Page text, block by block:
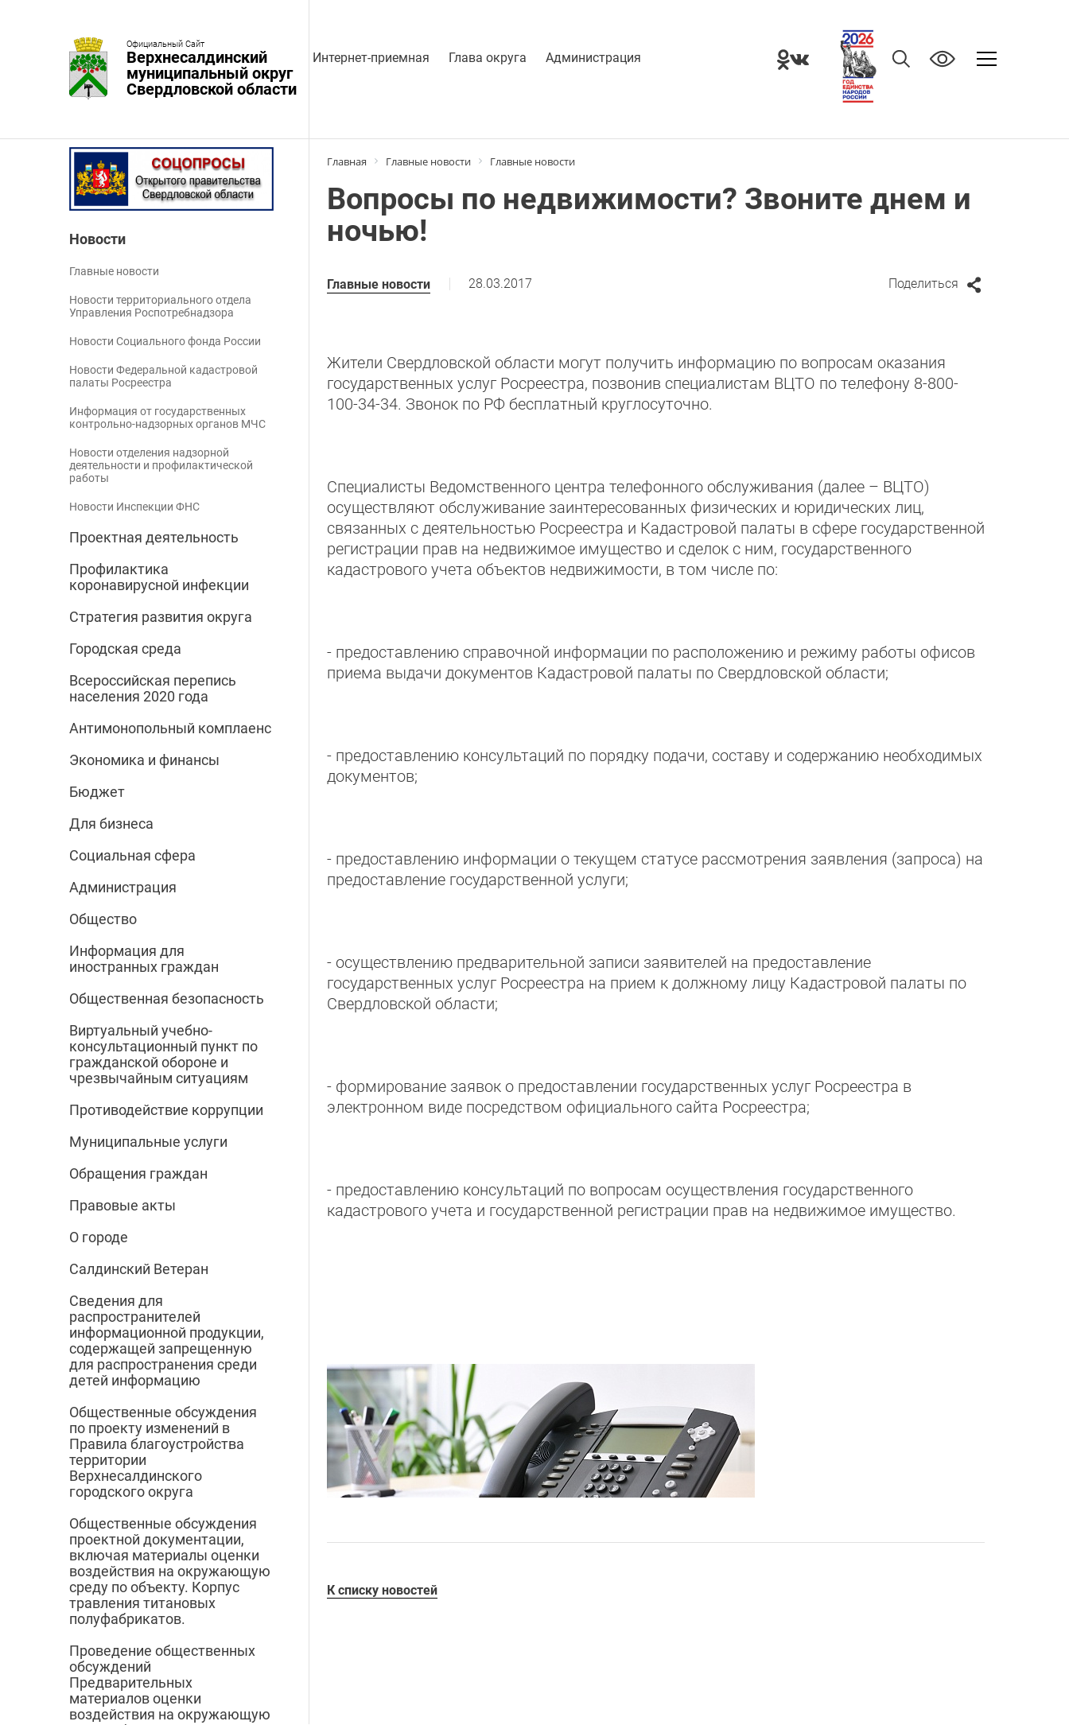
Официальный Сайт
Верхнесалдинский
муниципальный округ
Свердловской области
Интернет-приемная Глава округа Администрация
Новости
Главные новости
Новости территориального отдела
Управления Роспотребнадзора
Новости Социального фонда России
Новости Федеральной кадастровой
палаты Росреестра
Информация от государственных
контрольно-надзорных органов МЧС
Новости отделения надзорной
деятельности и профилактической
работы
Новости Инспекции ФНС
Проектная деятельность
Профилактика
коронавирусной инфекции
Стратегия развития округа
Городская среда
Всероссийская перепись
населения 2020 года
Антимонопольный комплаенс
Экономика и финансы
Бюджет
Для бизнеса
Социальная сфера
Администрация
Общество
Информация для
иностранных граждан
Общественная безопасность
Виртуальный учебно-
консультационный пункт по
гражданской обороне и
чрезвычайным ситуациям
Противодействие коррупции
Муниципальные услуги
Обращения граждан
Правовые акты
О городе
Салдинский Ветеран
Сведения для
распространителей
информационной продукции,
содержащей запрещенную
для распространения среди
детей информацию
Общественные обсуждения
по проекту изменений в
Правила благоустройства
территории
Верхнесалдинского
городского округа
Общественные обсуждения
проектной документации,
включая материалы оценки
воздействия на окружающую
среду по объекту. Корпус
травления титановых
полуфабрикатов.
Проведение общественных
обсуждений
Предварительных
материалов оценки
воздействия на окружающую
Главная Главные новости Главные новости
Вопросы по недвижимости? Звоните днем и
ночью!
Главные новости 28.03.2017 Поделиться
Жители Свердловской области могут получить информацию по вопросам оказания
государственных услуг Росреестра, позвонив специалистам ВЦТО по телефону 8-800-
100-34-34. Звонок по РФ бесплатный круглосуточно.
Специалисты Ведомственного центра телефонного обслуживания (далее – ВЦТО)
осуществляют обслуживание заинтересованных физических и юридических лиц,
связанных с деятельностью Росреестра и Кадастровой палаты в сфере государственной
регистрации прав на недвижимое имущество и сделок с ним, государственного
кадастрового учета объектов недвижимости, в том числе по:
- предоставлению справочной информации по расположению и режиму работы офисов
приема выдачи документов Кадастровой палаты по Свердловской области;
- предоставлению консультаций по порядку подачи, составу и содержанию необходимых
документов;
- предоставлению информации о текущем статусе рассмотрения заявления (запроса) на
предоставление государственной услуги;
- осуществлению предварительной записи заявителей на предоставление
государственных услуг Росреестра на прием к должному лицу Кадастровой палаты по
Свердловской области;
- формирование заявок о предоставлении государственных услуг Росреестра в
электронном виде посредством официального сайта Росреестра;
- предоставлению консультаций по вопросам осуществления государственного
кадастрового учета и государственной регистрации прав на недвижимое имущество.
К списку новостей